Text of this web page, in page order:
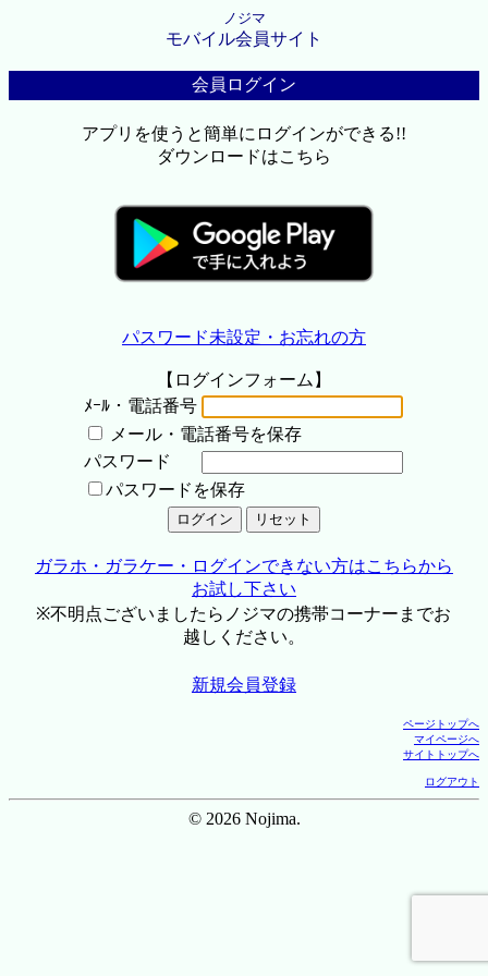
ノジマ
モバイル会員サイト
会員ログイン
アプリを使うと簡単にログインができる!!
ダウンロードはこちら
パスワード未設定・お忘れの方
【ログインフォーム】
ﾒｰﾙ・電話番号
メール・電話番号を保存
パスワード
パスワードを保存
ガラホ・ガラケー・ログインできない方はこちらから
お試し下さい
※不明点ございましたらノジマの携帯コーナーまでお
越しください。
新規会員登録
ページトップへ
マイページへ
サイトトップへ
ログアウト
© 2026 Nojima.